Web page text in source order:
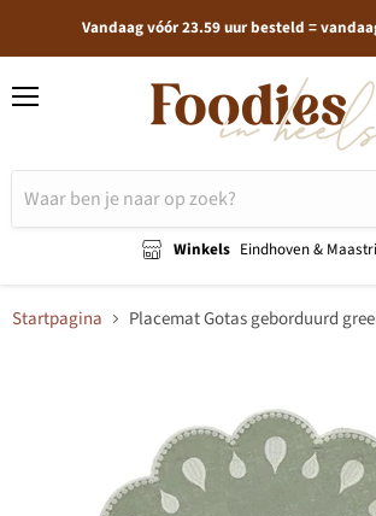
Vandaag vóór 23.59 uur besteld =
Winkels Eindhoven &
Startpagina Placemat Gotas geborduurd